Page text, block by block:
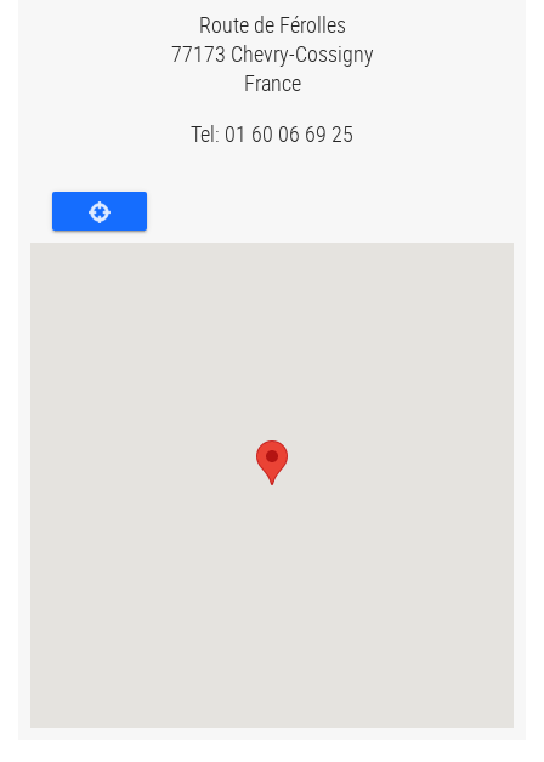
Route de Férolles
77173 Chevry-Cossigny
France
Tel: 01 60 06 69 25